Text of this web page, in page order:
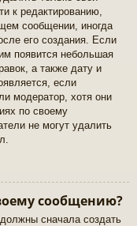
к редактированию,
сообщении, иногда
его создания. Если
появится небольшая
а также дату и
если
модератор, хотя они
по своему
не могут удалить
сообщению?
сначала создать